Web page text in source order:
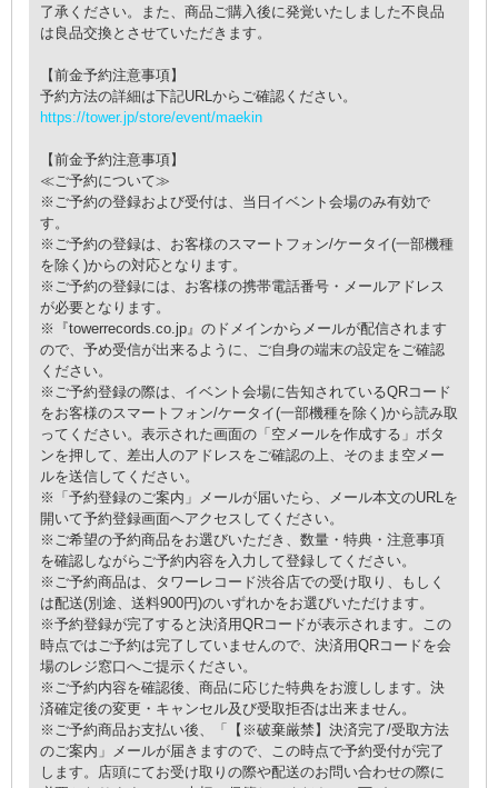
了承ください。また、商品ご購入後に発覚いたしました不良品
は良品交換とさせていただきます。
【前金予約注意事項】
予約方法の詳細は下記URLからご確認ください。
https://tower.jp/store/event/maekin
【前金予約注意事項】
≪ご予約について≫
※ご予約の登録および受付は、当日イベント会場のみ有効で
す。
※ご予約の登録は、お客様のスマートフォン/ケータイ(一部機種
を除く)からの対応となります。
※ご予約の登録には、お客様の携帯電話番号・メールアドレス
が必要となります。
※『towerrecords.co.jp』のドメインからメールが配信されます
ので、予め受信が出来るように、ご自身の端末の設定をご確認
ください。
※ご予約登録の際は、イベント会場に告知されているQRコード
をお客様のスマートフォン/ケータイ(一部機種を除く)から読み取
ってください。表示された画面の「空メールを作成する」ボタ
ンを押して、差出人のアドレスをご確認の上、そのまま空メー
ルを送信してください。
※「予約登録のご案内」メールが届いたら、メール本文のURLを
開いて予約登録画面へアクセスしてください。
※ご希望の予約商品をお選びいただき、数量・特典・注意事項
を確認しながらご予約内容を入力して登録してください。
※ご予約商品は、タワーレコード渋谷店での受け取り、もしく
は配送(別途、送料900円)のいずれかをお選びいただけます。
※予約登録が完了すると決済用QRコードが表示されます。この
時点ではご予約は完了していませんので、決済用QRコードを会
場のレジ窓口へご提示ください。
※ご予約内容を確認後、商品に応じた特典をお渡しします。決
済確定後の変更・キャンセル及び受取拒否は出来ません。
※ご予約商品お支払い後、「【※破棄厳禁】決済完了/受取方法
のご案内」メールが届きますので、この時点で予約受付が完了
します。店頭にてお受け取りの際や配送のお問い合わせの際に